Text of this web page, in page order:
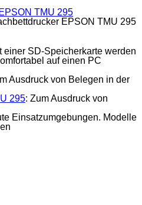
EPSON TMU 295
einer SD-Speicher­karte werden
auf einen PC
Ausdruck von Belegen in der
295: Zum Ausdruck von
Einsatz­umgebungen. Modelle